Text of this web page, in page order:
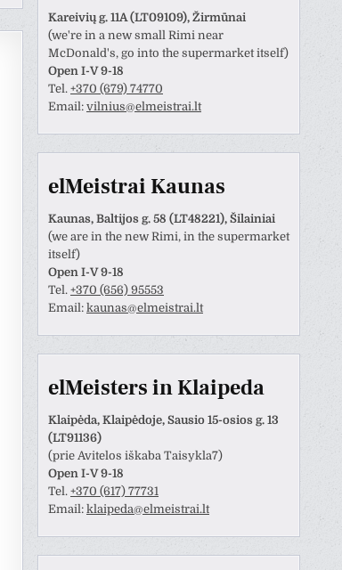
Modestas Baltrusis Leta Gerviene
Šis naudotojas paliko tik
Kareivių g. 11A (LT09109), Žirmūnai
(we're in a new small Rimi near
McDonald's, go into the supermarket itself)
Open I-V 9-18
Tel. +370 (679) 74770
Email: vilnius@elmeistrai.lt
elMeistrai Kaunas
Kaunas, Baltijos g. 58 (LT48221), Šilainiai
(we are in the new Rimi, in the supermarket
itself)
Open I-V 9-18
Tel. +370 (656) 95553
Email: kaunas@elmeistrai.lt
elMeisters in Klaipeda
Klaipėda, Klaipėdoje, Sausio 15-osios g. 13
(LT91136)
(prie Avitelos iškaba Taisykla7)
Open I-V 9-18
Tel. +370 (617) 77731
Email: klaipeda@elmeistrai.lt